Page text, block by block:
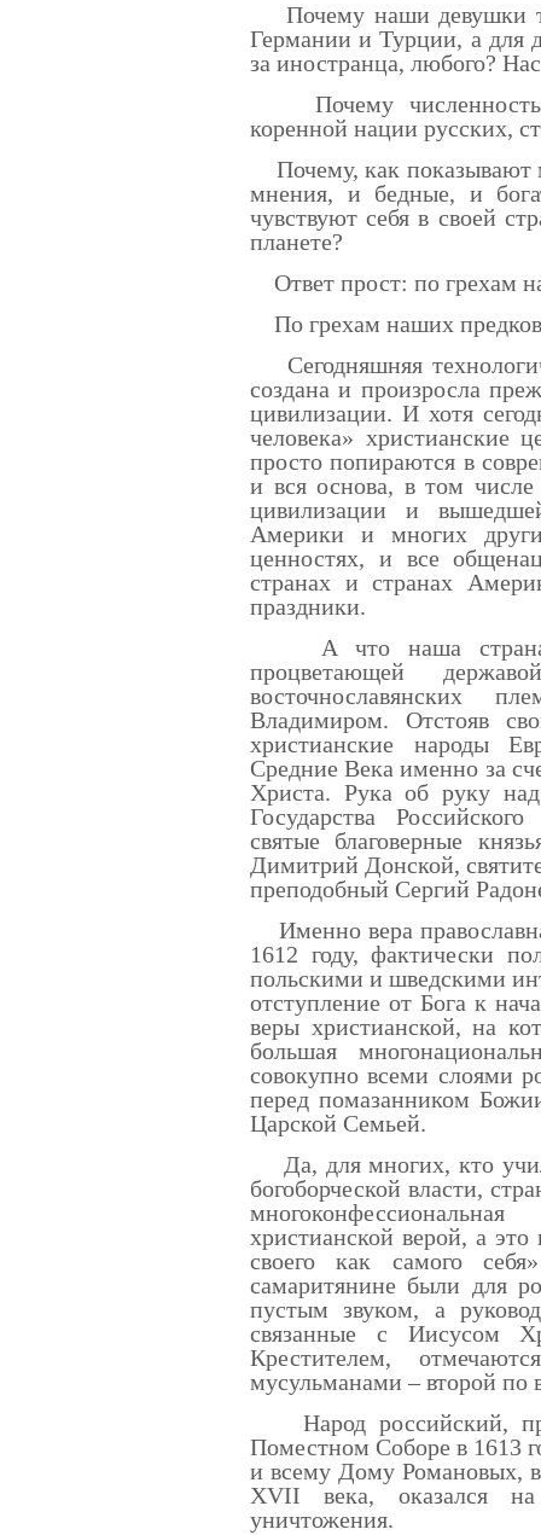
Почему наши девушки
Германии и Турции, а для
за иностранца, любого?
Почему численность
коренной нации русских,
Почему, как показывают
мнения, и бедные, и
чувствуют себя в своей
планете?
Ответ прост: по грехам
По грехам наших
Сегодняшняя
создана и произросла
цивилизации. И хотя
человека» христианские
просто попираются в
и вся основа, в том числе
цивилизации и
Америки и многих
ценностях, и все
странах и странах
праздники.
А что наша страна?
процветающей
восточнославянских
Владимиром. Отстояв
христианские народы
Средние Века именно за
Христа. Рука об руку
Государства
святые благоверные
Димитрий Донской,
преподобный Сергий
Именно вера
1612 году, фактически
польскими и шведскими
отступление от Бога к
веры христианской, на
большая
совокупно всеми слоями
перед помазанником
Царской Семьей.
Да, для многих, кто
богоборческой власти,
христианской верой, а
своего как самого
самаритянине были для
пустым звуком, а
связанные с Иисусом
Крестителем,
мусульманами – второй по
Народ российский,
Поместном Соборе в 1613
и всему Дому Романовых,
XVII века, оказался
уничтожения.